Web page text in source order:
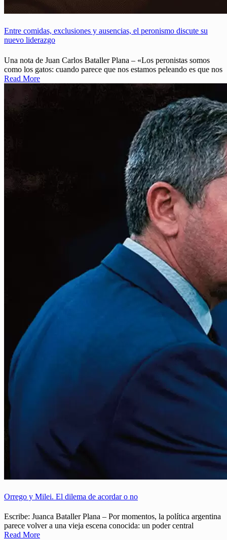
Entre comidas, exclusiones y ausencias, el peronismo discute su
nuevo liderazgo
Una nota de Juan Carlos Bataller Plana – «Los peronistas somos
como los gatos: cuando parece que nos estamos peleando es que nos
Read More
Orrego y Milei. El dilema de acordar o no
Escribe: Juanca Bataller Plana – Por momentos, la política argentina
parece volver a una vieja escena conocida: un poder central
Read More